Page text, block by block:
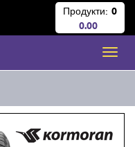
Продукти: 0
0.00